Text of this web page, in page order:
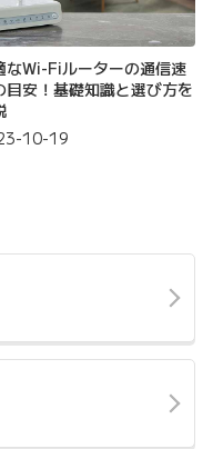
なWi-Fiルーターの通信速
目安！基礎知識と選び方を
10-19